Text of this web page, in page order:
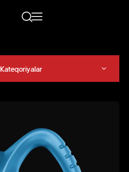
Kateqoriyalar